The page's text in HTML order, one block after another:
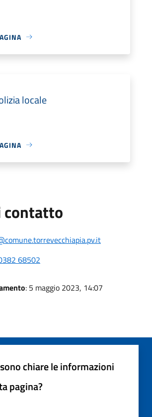
locale
contatto
68502
: 5 maggio 2023, 14:07
chiare le informazioni
pagina?